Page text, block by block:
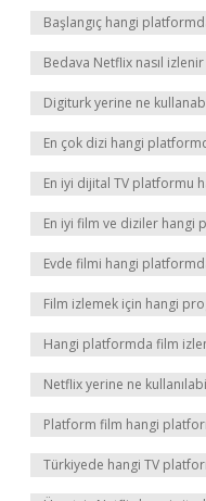
Başlangıç hangi
Bedava Netflix nasıl izlenir
Digiturk yerine ne
En çok dizi hangi
En iyi dijital TV platformu
En iyi film ve diziler hangi
Evde filmi hangi
Film izlemek için hangi
Hangi platformda film
Netflix yerine ne
Platform film hangi
Türkiyede hangi TV